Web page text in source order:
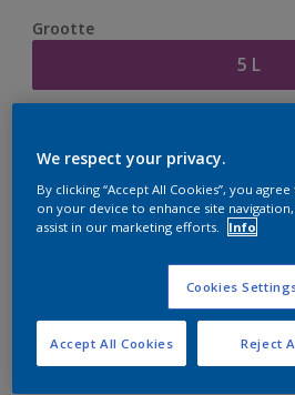
Grootte
5 L
er hard aan om de voorraad aan
We respect your privacy.
By clicking “Accept All Cookies”, you
on your device to enhance site navigation,
assist in our marketing efforts.
Info
Cookies
Reject
Accept All Cookies